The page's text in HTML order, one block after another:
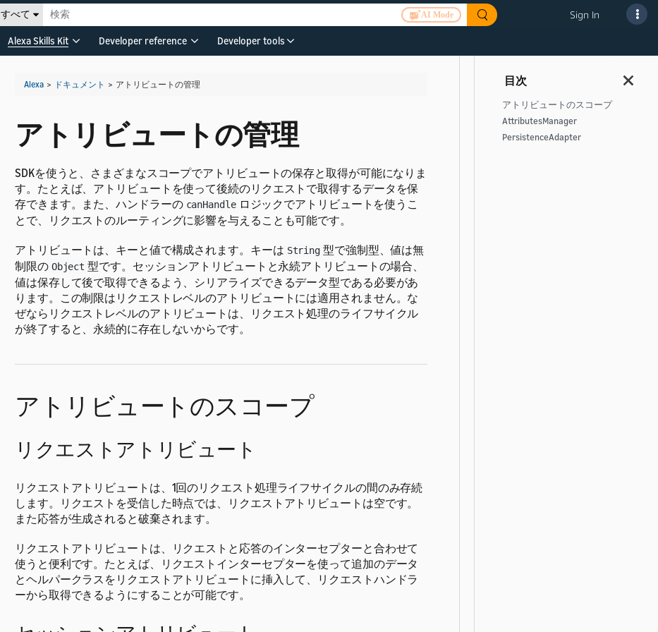
すべて AI Mode Sign In
Alexa Skills Kit Developer reference Developer tools
Alexa > ドキュメント > アトリビュートの管理
アトリビュートの管理
SDKを使うと、さまざまなスコープでアトリビュートの保存と取得が可能になりま
す。たとえば、アトリビュートを使って後続のリクエストで取得するデータを保
存できます。また、ハンドラーの canHandle ロジックでアトリビュートを使うこ
とで、リクエストのルーティングに影響を与えることも可能です。
アトリビュートは、キーと値で構成されます。キーは String 型で強制型、値は無
制限の Object 型です。セッションアトリビュートと永続アトリビュートの場合、
値は保存して後で取得できるよう、シリアライズできるデータ型である必要があ
ります。この制限はリクエストレベルのアトリビュートには適用されません。な
ぜならリクエストレベルのアトリビュートは、リクエスト処理のライフサイクル
が終了すると、永続的に存在しないからです。
アトリビュートのスコープ
リクエストアトリビュート
リクエストアトリビュートは、1回のリクエスト処理ライフサイクルの間のみ存続
します。リクエストを受信した時点では、リクエストアトリビュートは空です。
また応答が生成されると破棄されます。
リクエストアトリビュートは、リクエストと応答のインターセプターと合わせて
使うと便利です。たとえば、リクエストインターセプターを使って追加のデータ
とヘルパークラスをリクエストアトリビュートに挿入して、リクエストハンドラ
ーから取得できるようにすることが可能です。
アトリビュートのスコープ
AttributesManager
PersistenceAdapter